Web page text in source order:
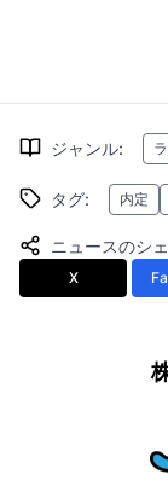
ジャンル:
タグ: 内定
ニュースのシ
X